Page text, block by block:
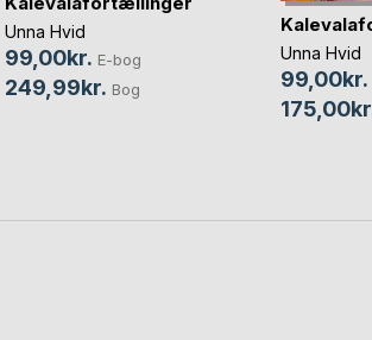
Unna Hvid
99,00kr. E-bog
249,99kr. Bog
Unna Hvid
99,00kr.